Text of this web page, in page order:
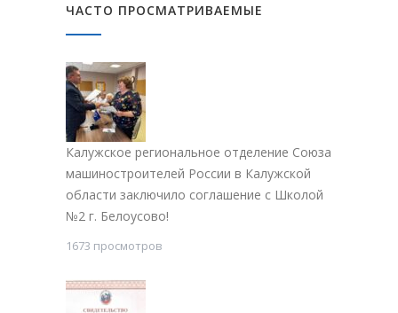
ЧАСТО ПРОСМАТРИВАЕМЫЕ
Калужское региональное отделение Союза
машиностроителей России в Калужской
области заключило соглашение с Школой
№2 г. Белоусово!
1673 просмотров